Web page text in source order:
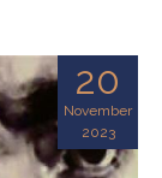
20
November
2023